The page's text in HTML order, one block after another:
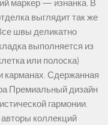
маркер — изнанка. В
выглядит так же
швы деликатно
выполняется из
или полоска)
карманах. Сдержанная
Премиальный дизайн
гармонии.
коллекций